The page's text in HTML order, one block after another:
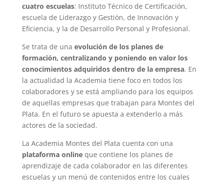
cuatro escuelas: Instituto Técnico de Certificación,
escuela de Liderazgo y Gestión, de Innovación y
Eficiencia, y la de Desarrollo Personal y Profesional.
Se trata de una evolución de los planes de
formación, centralizando y poniendo en valor los
conocimientos adquiridos dentro de la empresa. En
la actualidad la Academia tiene foco en todos los
colaboradores y se está ampliando para los equipos
de aquellas empresas que trabajan para Montes del
Plata. En el futuro se apuesta a extenderlo a más
actores de la sociedad.
La Academia Montes del Plata cuenta con una
plataforma onlineque contiene los planes de
aprendizaje de cada colaborador en las diferentes
escuelas y un menú de contenidos entre los cuales